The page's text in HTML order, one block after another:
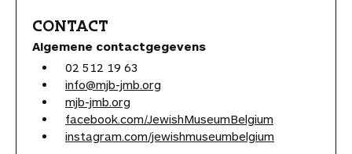
CONTACT
Algemene contactgegevens
02 512 19 63
info@mjb-jmb.org
mjb-jmb.org
facebook.com/JewishMuseumBelgium
instagram.com/jewishmuseumbelgium